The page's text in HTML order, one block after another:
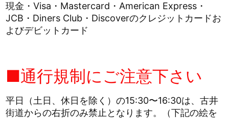
現金・Visa・Mastercard・American Express・
JCB・Diners Club・Discoverのクレジットカードお
よびデビットカード
■通行規制にご注意下さい
平日（土日、休日を除く）の15:30〜16:30は、古井
街道からの右折のみ禁止となります。（下記の絵を